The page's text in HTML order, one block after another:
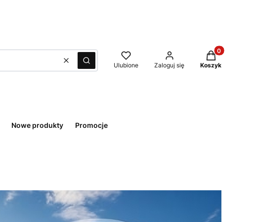
WyczyśćSzukaj Ulubione Zaloguj się
Produkty w
Koszyk
Nowe produkty Promocje